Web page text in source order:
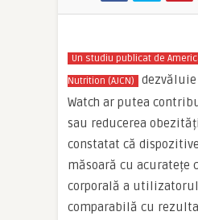
Un studiu publicat de
Nutrition (AJCN)
dezvăluie
Watch ar putea
sau reducerea
constatat că
măsoară cu acuratețe
corporală a
comparabilă cu